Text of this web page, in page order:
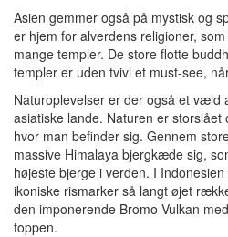
Asien gemmer også på mystisk og
er hjem for alverdens religioner,
mange templer. De store flotte
templer er uden tvivl et must-see,
Naturoplevelser er der også et væld
asiatiske lande. Naturen er
hvor man befinder sig. Gennem
massive Himalaya bjergkæde sig,
højeste bjerge i verden. I
ikoniske rismarker så langt øjet
den imponerende Bromo Vulkan
toppen.